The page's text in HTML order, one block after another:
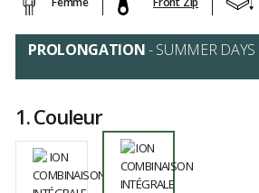
clients
PROLONGATION- SUMMER DAYS
1.Couleur